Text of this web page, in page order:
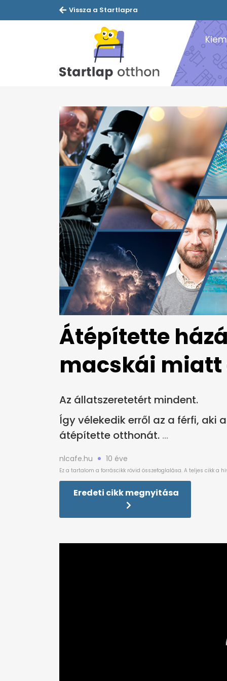
Vissza a Startlapra
Átépítette
macskái miatt
Az állatszeretetért mindent.
Így vélekedik erről az a férfi,
átépítette otthonát.
nlcafe.hu 10 éve
Eredeti cikk megnyitása